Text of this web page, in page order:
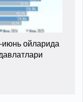
ойларида